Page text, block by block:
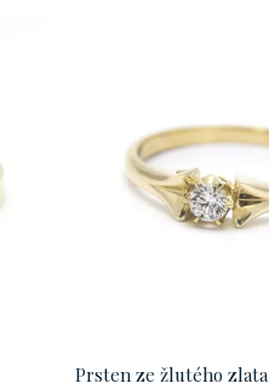
Prsten ze žlutého